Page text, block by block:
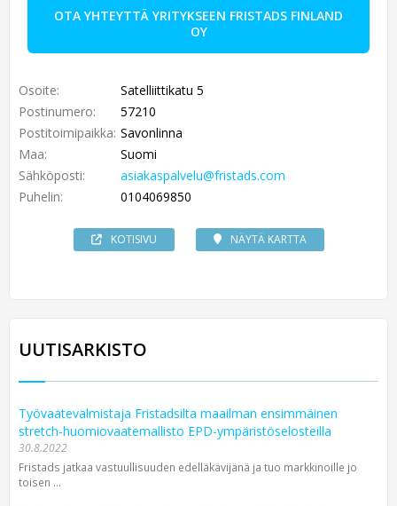
OTA YHTEYTTÄ YRITYKSEEN FRISTADS FINLAND
OY
Osoite:
Satelliittikatu 5
Postinumero:
57210
Postitoimipaikka: Savonlinna
Maa:
Suomi
Sähköposti:
asiakaspalvelu@fristads.com
Puhelin:
0104069850
KOTISIVU NÄYTÄ KARTTA
UUTISARKISTO
Työvaatevalmistaja Fristadsilta maailman ensimmäinen
stretch-huomiovaatemallisto EPD-ympäristöselosteilla
30.8.2022
Fristads jatkaa vastuullisuuden edelläkävijänä ja tuo markkinoille jo
toisen ...